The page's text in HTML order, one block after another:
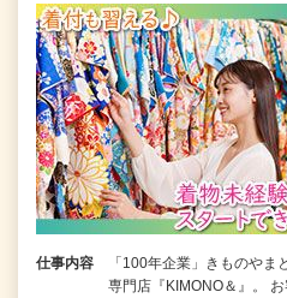
仕事内容
「100年企業」きものや
専門店『KIMONO＆』。